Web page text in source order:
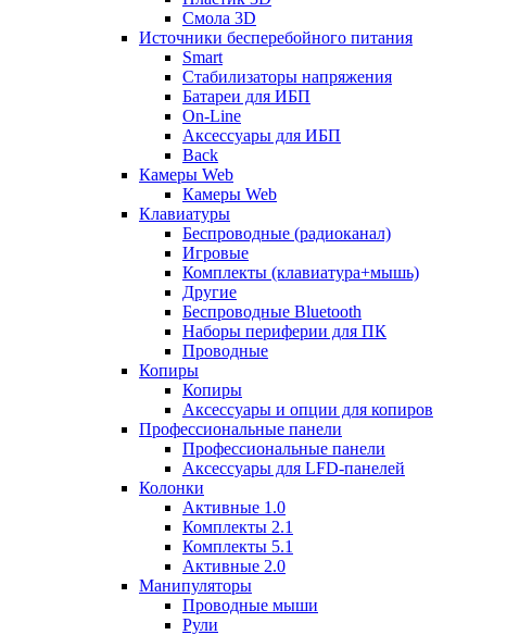
Смола 3D
Источники бесперебойного питания
Smart
Стабилизаторы напряжения
Батареи для ИБП
On-Line
Аксессуары для ИБП
Back
Камеры Web
Камеры Web
Клавиатуры
Беспроводные (радиоканал)
Игровые
Комплекты (клавиатура+мышь)
Другие
Беспроводные Bluetooth
Наборы периферии для ПК
Проводные
Копиры
Копиры
Аксессуары и опции для копиров
Профессиональные панели
Профессиональные панели
Аксессуары для LFD-панелей
Колонки
Активные 1.0
Комплекты 2.1
Комплекты 5.1
Активные 2.0
Манипуляторы
Проводные мыши
Рули